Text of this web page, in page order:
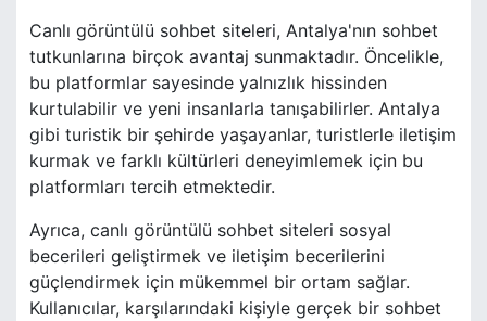
Canlı görüntülü sohbet siteleri, Antalya'nın sohbet
tutkunlarına birçok avantaj sunmaktadır. Öncelikle,
bu platformlar sayesinde yalnızlık hissinden
kurtulabilir ve yeni insanlarla tanışabilirler. Antalya
gibi turistik bir şehirde yaşayanlar, turistlerle iletişim
kurmak ve farklı kültürleri deneyimlemek için bu
platformları tercih etmektedir.
Ayrıca, canlı görüntülü sohbet siteleri sosyal
becerileri geliştirmek ve iletişim becerilerini
güçlendirmek için mükemmel bir ortam sağlar.
Kullanıcılar, karşılarındaki kişiyle gerçek bir sohbet